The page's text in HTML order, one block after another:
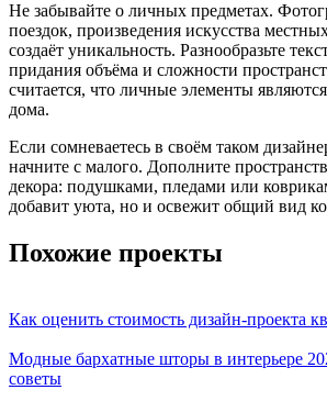
Не забывайте о личных предметах.
поездок, произведения искусства
создаёт уникальность. Разнообразьте
придания объёма и сложности
считается, что личные элементы
дома.
Если сомневаетесь в своём таком
начните с малого. Дополните
декора: подушками, пледами или
добавит уюта, но и освежит общий вид
Похожие проекты
Как оценить стоимость дизайн-проекта
Модные бархатные шторы в интерьере
советы